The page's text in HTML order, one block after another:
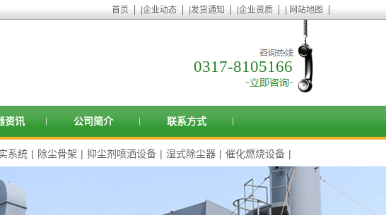
首页 企业动态 发货通知 企业资质 网站地图
0317-8105166
资讯 公司简介 联系方式
系统 | 除尘骨架 | 抑尘剂喷洒设备 | 湿式除尘器 | 催化燃烧设备 |